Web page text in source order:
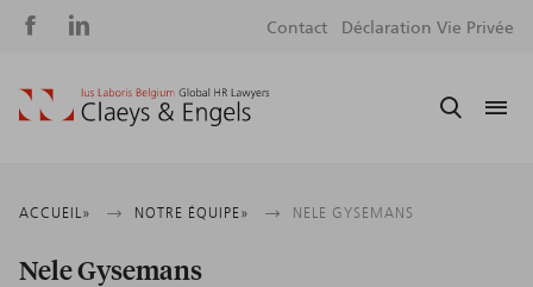
Social
Contact Déclaration Vie Privée
Fil
d'Ariane
ACCUEIL NOTRE ÉQUIPE NELE GYSEMANS
Nele Gysemans